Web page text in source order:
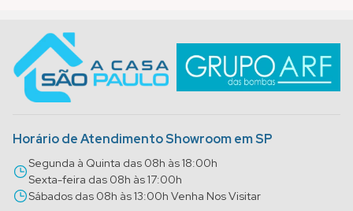
Horário de Atendimento Showroom em SP
Segunda à Quinta das 08h às 18:00h
Sexta-feira das 08h às 17:00h
Sábados das 08h às 13:00h Venha Nos Visitar